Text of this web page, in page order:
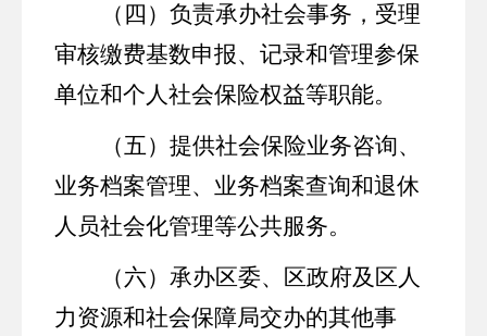
（四）负责承办社会事务，受理
审核缴费基数申报、记录和管理参保
单位和个人社会保险权益等职能。
（五）提供社会保险业务咨询、
业务档案管理、业务档案查询和退休
人员社会化管理等公共服务。
（六）承办区委、区政府及区人
力资源和社会保障局交办的其他事